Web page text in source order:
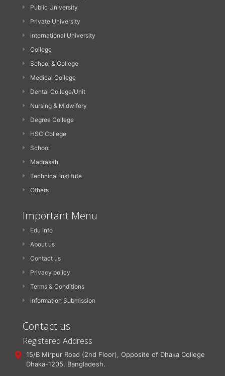
Public University
Private University
International University
College
School & College
Medical College
Dental College/Unit
Nursing & Midwifery
Degree College
HSC College
School
Madrasah
Technical Institute
Others
Important Menu
Edu Info
About us
Contact us
Privacy policy
Terms & Conditions
Information Submission
Contact us
Registered Address
15/B Mirpur Road (2nd Floor), Opposite of Dhaka College
Dhaka-1205, Bangladesh.